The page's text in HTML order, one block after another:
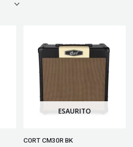
ESAURITO
CORT CM30R BK